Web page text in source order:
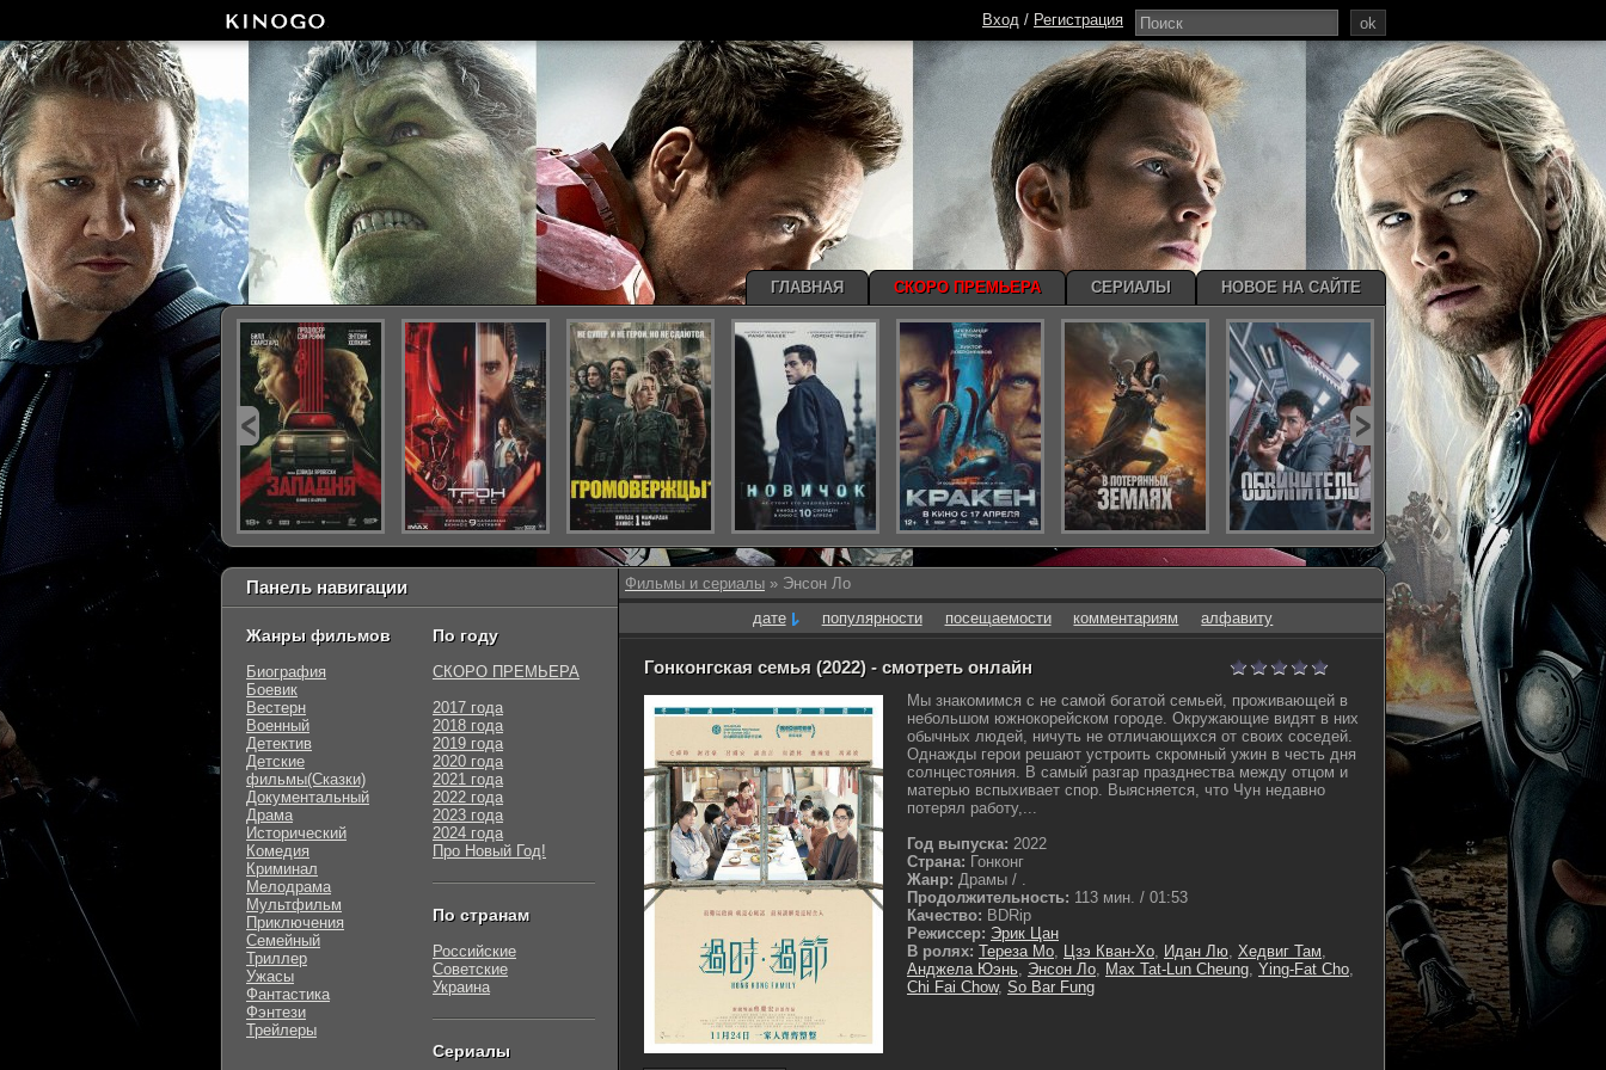
Фильмы и сериалы » Энсон Ло
дате
популярности посещаемости комментариям алфавиту
Гонконгская семья (2022) - смотреть онлайн
Мы знакомимся с не самой богатой семьей, проживающей в
небольшом южнокорейском городе. Окружающие видят в них
обычных людей, ничуть не отличающихся от своих соседей.
Однажды герои решают устроить скромный ужин в честь дня
солнцестояния. В самый разгар празднества между отцом и
матерью вспыхивает спор. Выясняется, что Чун недавно
потерял работу,...
Год выпуска: 2022
Страна: Гонконг
Жанр: Драмы / .
Продолжительность: 113 мин. / 01:53
Качество: BDRip
Режиссер: Эрик Цан
В ролях: Тереза Мо, Цзэ Кван-Хо, Идан Лю, Хедвиг Там,
Анджела Юэнь, Энсон Ло, Max Tat-Lun Cheung, Ying-Fat Cho,
Chi Fai Chow, So Bar Fung
Панель навигации
Жанры фильмов
Биография
Боевик
Вестерн
Военный
Детектив
Детские
фильмы(Сказки)
Документальный
Драма
Исторический
Комедия
Криминал
Мелодрама
Мультфильм
Приключения
Семейный
Триллер
Ужасы
Фантастика
Фэнтези
Трейлеры
По году
СКОРО ПРЕМЬЕРА
2017 года
2018 года
2019 года
2020 года
2021 года
2022 года
2023 года
2024 года
Про Новый Год!
По странам
Российские
Советские
Украина
Сериалы
ok
Вход / Регистрация
ГЛАВНАЯ СКОРО ПРЕМЬЕРА СЕРИАЛЫ НОВОЕ НА САЙТЕ